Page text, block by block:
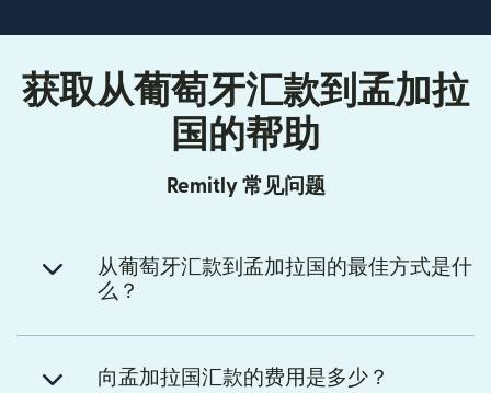
获取从葡萄牙汇款到孟加拉
国的帮助
Remitly 常见问题
从葡萄牙汇款到孟加拉国的最佳方式是什
么？
向孟加拉国汇款的费用是多少？